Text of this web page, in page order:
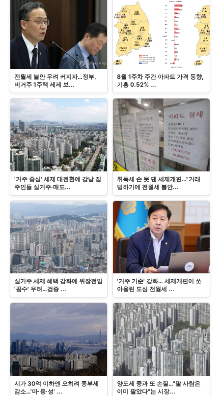
전월세 불안 우려 커지자…정부,
비거주 1주택 세제 보...
8월 1주차 주간 아파트 가격 동향,
기흥 0.52% ...
'거주 중심' 세제 대전환에 강남 집
주인들 실거주·매도...
취득세 손 못 댄 세제개편…"거래
빙하기에 전월세 불안...
실거주 세제 혜택 강화에 위장전입
'꼼수' 우려…검증 ...
'거주 기준' 강화… 세제개편이 쏘
아올린 도심 전월세 ...
시가 30억 이하엔 오히려 종부세
감소…'마·용·성' ...
양도세 중과 또 손질…"팔 사람은
이미 팔았다"는 시장...